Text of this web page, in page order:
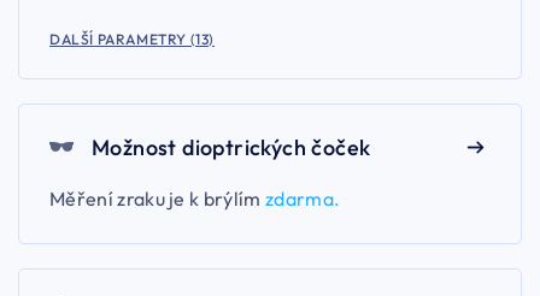
DALŠÍ PARAMETRY (13)
Možnost dioptrických čoček
Měření zraku je k brýlím zdarma.